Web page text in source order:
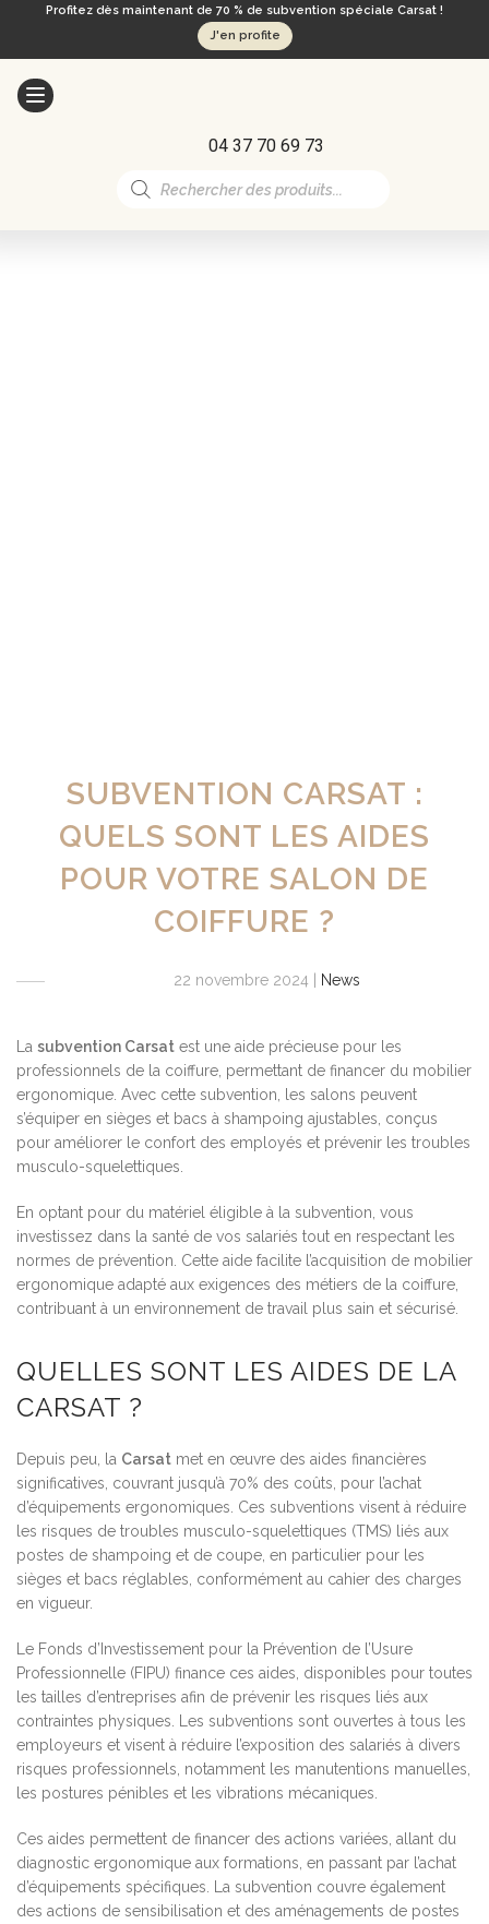
Profitez dès maintenant de 70 % de subvention spéciale Carsat !
J'en profite
04 37 70 69 73
Recherche
de
SUBVENTION CARSAT :
QUELS SONT LES AIDES
POUR VOTRE SALON DE
COIFFURE ?
22 novembre 2024 News
La subvention Carsat est une aide précieuse pour les
professionnels de la coiffure, permettant de financer du mobilier
ergonomique. Avec cette subvention, les salons peuvent
s’équiper en sièges et bacs à shampoing ajustables, conçus
pour améliorer le confort des employés et prévenir les troubles
musculo-squelettiques.
En optant pour du matériel éligible à la subvention, vous
investissez dans la santé de vos salariés tout en respectant les
normes de prévention. Cette aide facilite l’acquisition de mobilier
ergonomique adapté aux exigences des métiers de la coiffure,
contribuant à un environnement de travail plus sain et sécurisé.
QUELLES SONT LES AIDES DE LA
CARSAT ?
Depuis peu, la Carsat met en œuvre des aides financières
significatives, couvrant jusqu’à 70% des coûts, pour l’achat
d’équipements ergonomiques. Ces subventions visent à réduire
les risques de troubles musculo-squelettiques (TMS) liés aux
postes de shampoing et de coupe, en particulier pour les
sièges et bacs réglables, conformément au cahier des charges
en vigueur.
Le Fonds d’Investissement pour la Prévention de l’Usure
Professionnelle (FIPU) finance ces aides, disponibles pour toutes
les tailles d’entreprises afin de prévenir les risques liés aux
contraintes physiques. Les subventions sont ouvertes à tous les
employeurs et visent à réduire l’exposition des salariés à divers
risques professionnels, notamment les manutentions manuelles,
les postures pénibles et les vibrations mécaniques.
Ces aides permettent de financer des actions variées, allant du
diagnostic ergonomique aux formations, en passant par l’achat
d’équipements spécifiques. La subvention couvre également
des actions de sensibilisation et des aménagements de postes